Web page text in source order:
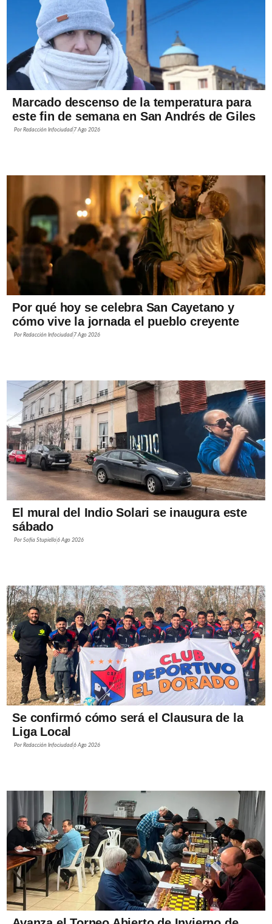
Marcado descenso de la temperatura para
este fin de semana en San Andrés de Giles
PorRedacción Infociudad 7 Ago 2026
Por qué hoy se celebra San Cayetano y
cómo vive la jornada el pueblo creyente
PorRedacción Infociudad 7 Ago 2026
El mural del Indio Solari se inaugura este
sábado
PorSofía Stupiello6 Ago 2026
Se confirmó cómo será el Clausura de la
Liga Local
PorRedacción Infociudad6 Ago 2026